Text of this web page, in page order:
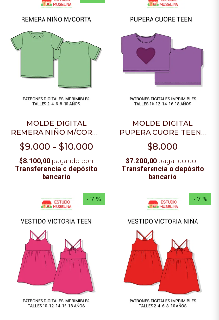
MOLDE DIGITAL
REMERA NIÑO M/CORTA
- PDF PARA IMPRIMIR
$9.000 - $10.000
$8.100,00 pagando con
Transferencia o depósito
bancario
MOLDE DIGITAL
PUPERA CUORE TEEN -
PDF PARA IMPRIMIR
$8.000
$7.200,00pagando con
Transferencia o depósito
bancario
- 7 % - 7 %